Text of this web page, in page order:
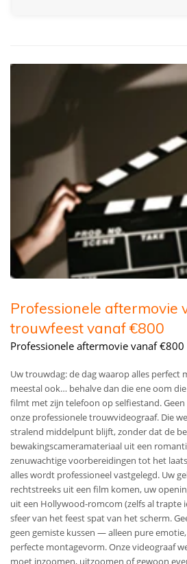
Professionele aftermovie
trouwfeest vanaf €800
Professionele aftermovie vanaf €800
Uw trouwdag: de dag waarop alles perfect
meestal ook… behalve dan die ene oom
filmt met zijn telefoon op selfiestand.
onze professionele trouwvideograaf. Die
stralend middelpunt blijft, zonder dat de
bewakingscamera­materiaal uit een
zenuwachtige voorbereidingen tot het
alles wordt professioneel vastgelegd. Uw
rechtstreeks uit een film komen, uw
uit een Hollywood-romcom (zelfs al trapte
sfeer van het feest spat van het scherm.
geen gemiste kussen — alleen pure
perfecte montagevorm. Onze videograaf
moet inzoomen, uitzoomen of gewoon